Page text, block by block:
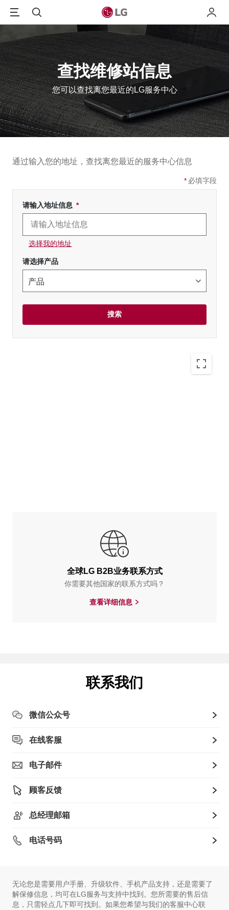
搜索 我的
查找维修站信息
您可以查找离您最近的LG服务中心
通过输入您的地址，查找离您最近的服务中心信息
* 必填字段
请输入地址信息 *Required field
选择我的地址
请选择产品
搜索
全球LG B2B业务联系方式
你需要其他国家的联系方式吗？
查看详细信息
联系我们
微信公众号
在线客服
电子邮件
顾客反馈
总经理邮箱
电话号码
无论您是需要用户手册、升级软件、手机产品支持，还是需要了
解保修信息，均可在LG服务与支持中找到。您所需要的售后信
息，只需轻点几下即可找到。如果您希望与我们的客服中心联